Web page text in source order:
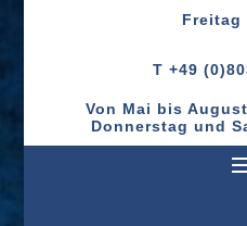
Freitag
T +49
Von Mai bis
Donnerstag und